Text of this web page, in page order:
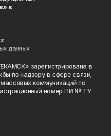
» в
данных
зарегистрирована в
по надзору в сфере связи,
коммуникаций по
номер ПИ № ТУ